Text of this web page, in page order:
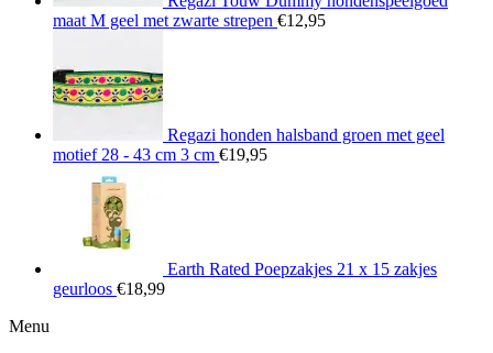
maat M geel met zwarte strepen €12,95
Regazi honden halsband groen met geel
motief 28 - 43 cm 3 cm €19,95
Earth Rated Poepzakjes 21 x 15 zakjes
geurloos €18,99
Menu